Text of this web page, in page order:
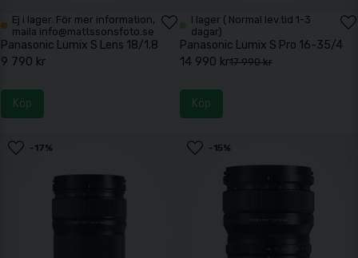
Ej i lager. För mer information,
maila info@mattssonsfoto.se
Panasonic Lumix S Lens 18/1.8
9 790 kr
Köp
I lager ( Normal lev.tid 1-3
dagar)
Panasonic Lumix S Pro 16-35/4
17 990 kr
14 990 kr
Köp
-17% -15%